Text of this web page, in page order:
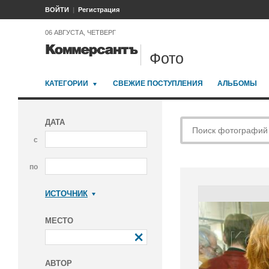
ВОЙТИ Регистрация
06 АВГУСТА, ЧЕТВЕРГ
Фото
КАТЕГОРИИ СВЕЖИЕ ПОСТУПЛЕНИЯ АЛЬБОМЫ
ДАТА
с
по
ИСТОЧНИК
МЕСТО
АВТОР